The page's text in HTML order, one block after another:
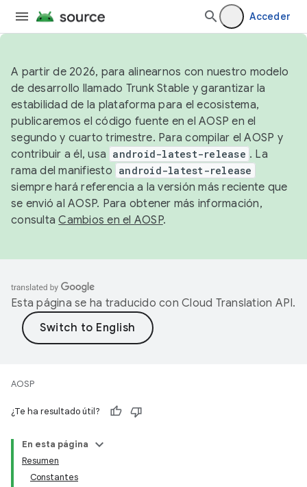
Acceder
A partir de 2026, para alinearnos con nuestro modelo
de desarrollo llamado Trunk Stable y garantizar la
estabilidad de la plataforma para el ecosistema,
publicaremos el código fuente en el AOSP en el
segundo y cuarto trimestre. Para compilar el AOSP y
contribuir a él, usa android-latest-release . La
rama del manifiesto android-latest-release
siempre hará referencia a la versión más reciente que
se envió al AOSP. Para obtener más información,
consultaCambios en el AOSP.
Esta página se ha traducido con Cloud Translation API.
AOSP
¿Te ha resultado útil?
En esta página
Resumen
Constantes